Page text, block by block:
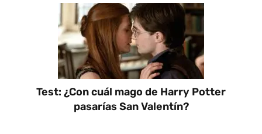
Test: ¿Con cuál mago de Harry Potter
pasarías San Valentín?